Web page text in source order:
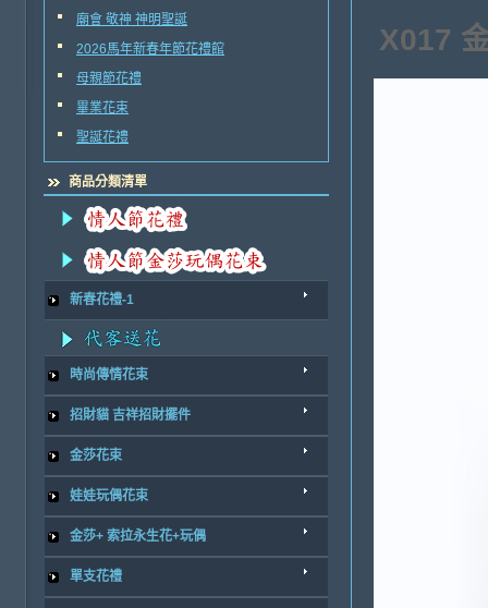
廟會 敬神 神明聖誕
2026馬年新春年節花禮館
母親節花禮
畢業花束
聖誕花禮
商品分類清單
新春花禮-1
時尚傳情花束
招財貓 吉祥招財擺件
金莎花束
娃娃玩偶花束
金莎+ 索拉永生花+玩偶
單支花禮
X017